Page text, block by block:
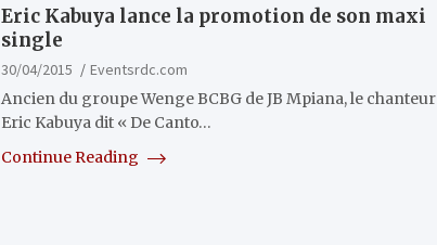
Eric Kabuya lance la promotion de son maxi
single
30/04/2015
Eventsrdc.com
Ancien du groupe Wenge BCBG de JB Mpiana, le chanteur
Eric Kabuya dit « De Canto…
Continue Reading